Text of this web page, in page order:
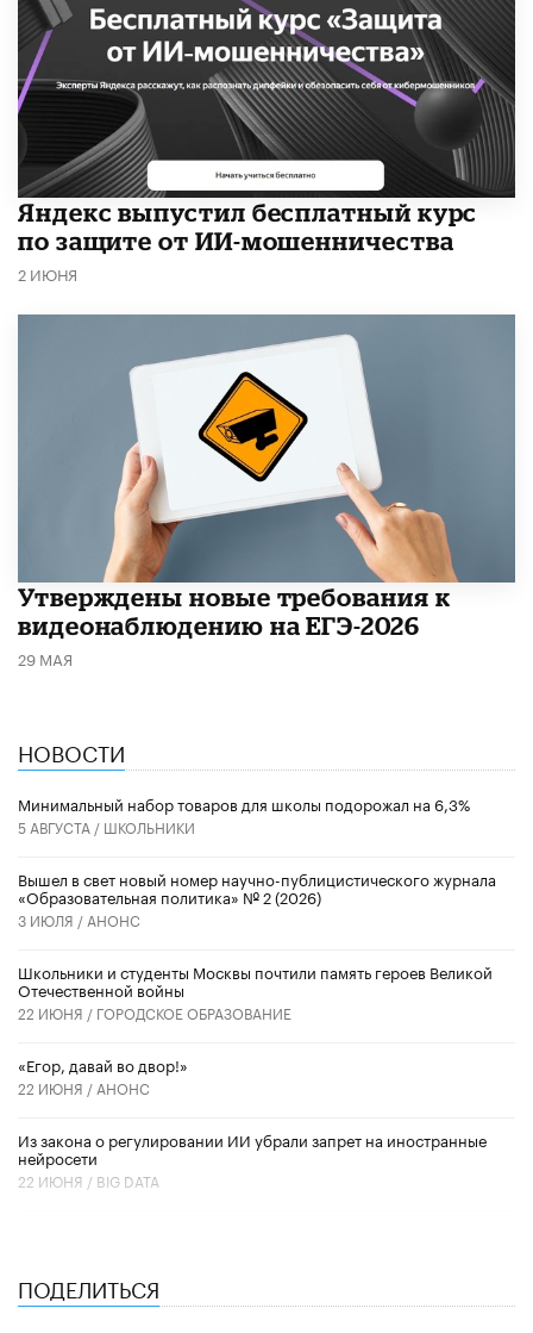
​Яндекс выпустил бесплатный курс
по защите от ИИ-мошенничества
2 ИЮНЯ
Утверждены новые требования к
видеонаблюдению на ЕГЭ-2026
29 МАЯ
НОВОСТИ
Минимальный набор товаров для школы подорожал на 6,3%
5 АВГУСТА / ШКОЛЬНИКИ
Вышел в свет новый номер научно-публицистического журнала
«Образовательная политика» № 2 (2026)
3 ИЮЛЯ / АНОНС
Школьники и студенты Москвы почтили память героев Великой
Отечественной войны
22 ИЮНЯ / ГОРОДСКОЕ ОБРАЗОВАНИЕ
«Егор, давай во двор!»
22 ИЮНЯ / АНОНС
Из закона о регулировании ИИ убрали запрет на иностранные
нейросети
22 ИЮНЯ / BIG DATA
ПОДЕЛИТЬСЯ